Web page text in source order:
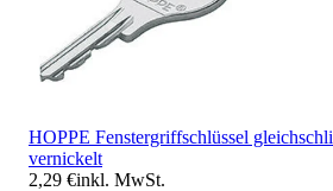
HOPPE Fenstergriffschlüssel
vernickelt
2,29 €inkl. MwSt.